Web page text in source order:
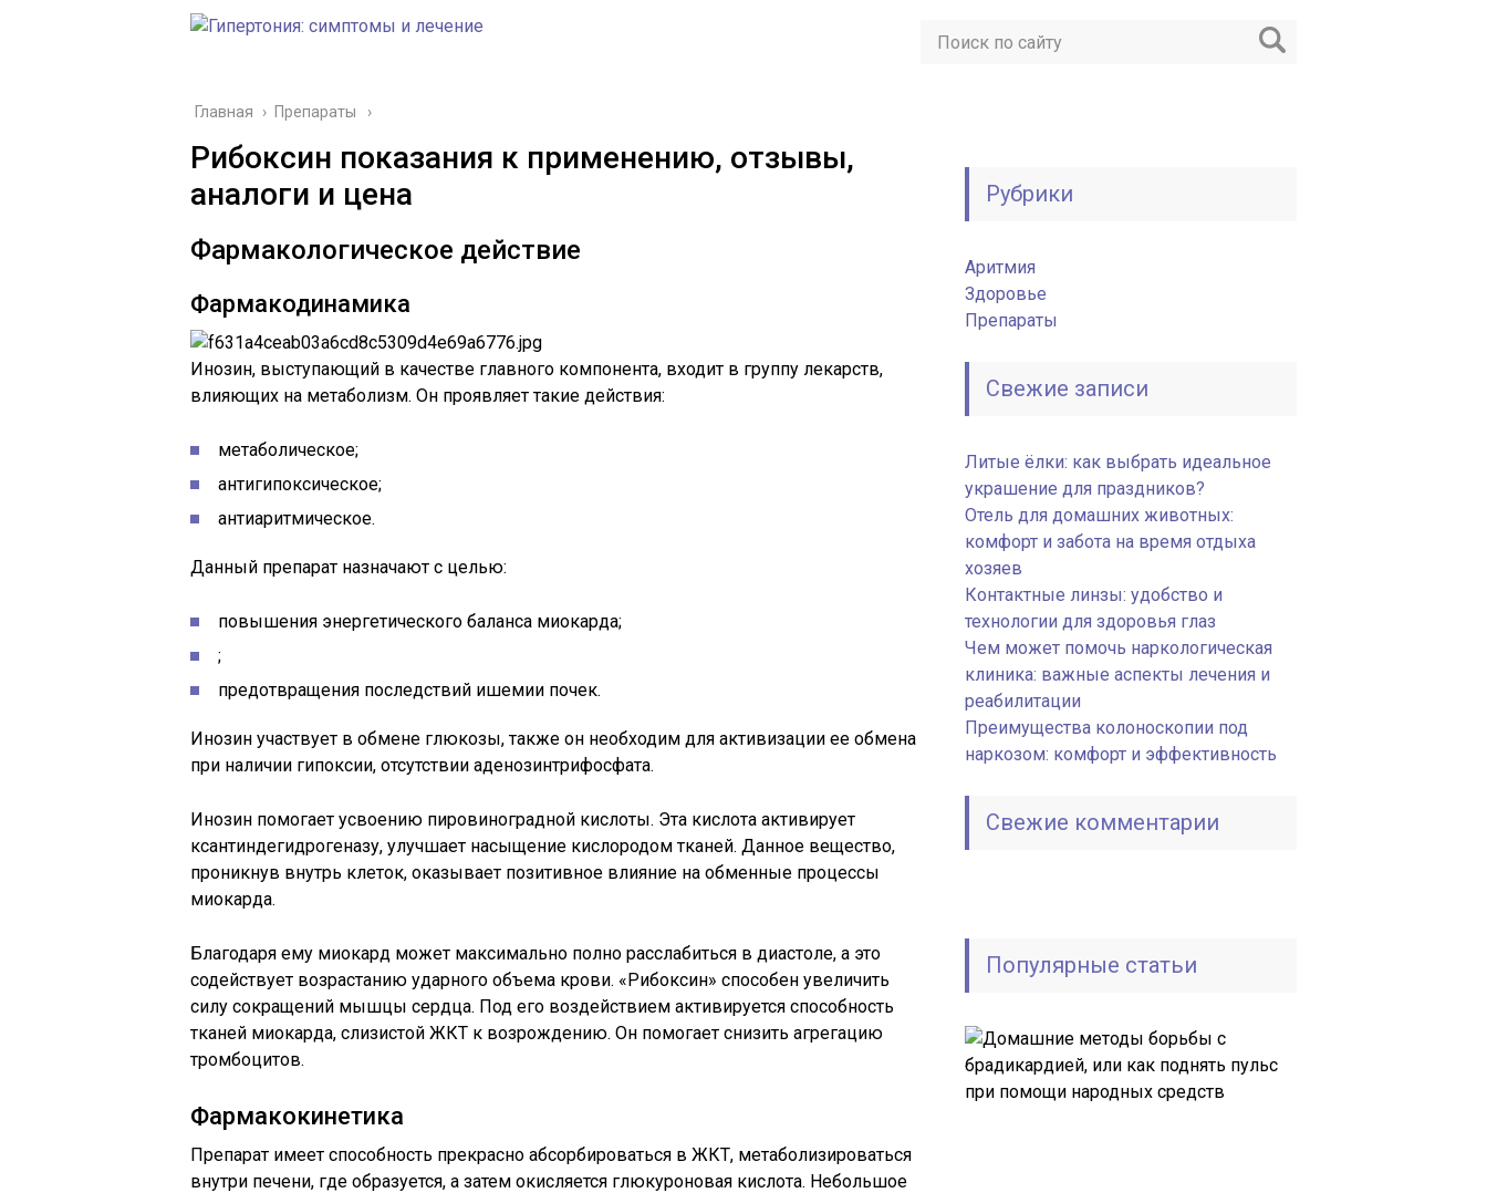
Главная › Препараты
Рибоксин показания к применению, отзывы,
аналоги и цена
Фармакологическое действие
Фармакодинамика
Инозин, выступающий в качестве главного компонента, входит в группу лекарств,
влияющих на метаболизм. Он проявляет такие действия:
метаболическое;
антигипоксическое;
антиаритмическое.
Данный препарат назначают с целью:
повышения энергетического баланса миокарда;
;
предотвращения последствий ишемии почек.
Инозин участвует в обмене глюкозы, также он необходим для активизации ее обмена
при наличии гипоксии, отсутствии аденозинтрифосфата.
Инозин помогает усвоению пировиноградной кислоты. Эта кислота активирует
ксантиндегидрогеназу, улучшает насыщение кислородом тканей. Данное вещество,
проникнув внутрь клеток, оказывает позитивное влияние на обменные процессы
миокарда.
Благодаря ему миокард может максимально полно расслабиться в диастоле, а это
содействует возрастанию ударного объема крови. «Рибоксин» способен увеличить
силу сокращений мышцы сердца. Под его воздействием активируется способность
тканей миокарда, слизистой ЖКТ к возрождению. Он помогает снизить агрегацию
тромбоцитов.
Фармакокинетика
Препарат имеет способность прекрасно абсорбироваться в ЖКТ, метаболизироваться
внутри печени, где образуется, а затем окисляется глюкуроновая кислота. Небольшое
Рубрики
Аритмия
Здоровье
Препараты
Свежие записи
Литые ёлки: как выбрать идеальное
украшение для праздников?
Отель для домашних животных:
комфорт и забота на время отдыха
хозяев
Контактные линзы: удобство и
технологии для здоровья глаз
Чем может помочь наркологическая
клиника: важные аспекты лечения и
реабилитации
Преимущества колоноскопии под
наркозом: комфорт и эффективность
Свежие комментарии
Популярные статьи